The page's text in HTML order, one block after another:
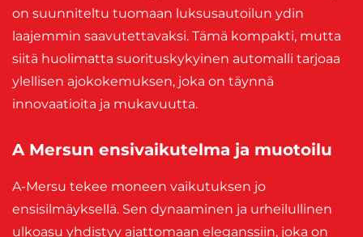
on suunniteltu tuomaan luksusautoilun ydin
laajemmin saavutettavaksi. Tämä kompakti, mutta
siitä huolimatta suorituskykyinen automalli tarjoaa
ylellisen ajokokemuksen, joka on täynnä
innovaatioita ja mukavuutta.
A Mersun ensivaikutelma ja muotoilu
A-Mersu tekee moneen vaikutuksen jo
ensisilmäyksellä. Sen dynaaminen ja urheilullinen
ulkoasu yhdistyy ajattomaan eleganssiin, joka on